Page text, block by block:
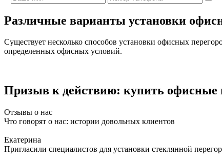
Различные варианты установки
Существует несколько способов установки офисных
определенных офисных условий.
Призыв к действию: купить офисные
Отзывы о нас
Что говорят о нас: истории довольных клиентов
Екатерина
Пригласили специалистов для установки стеклянной